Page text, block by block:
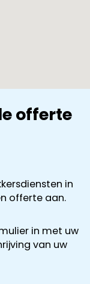
offerte
in
offerte aan.
in met uw
van uw